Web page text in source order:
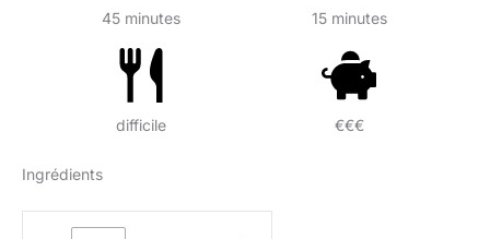
45 minutes 15 minutes
difficile €€€
Ingrédients